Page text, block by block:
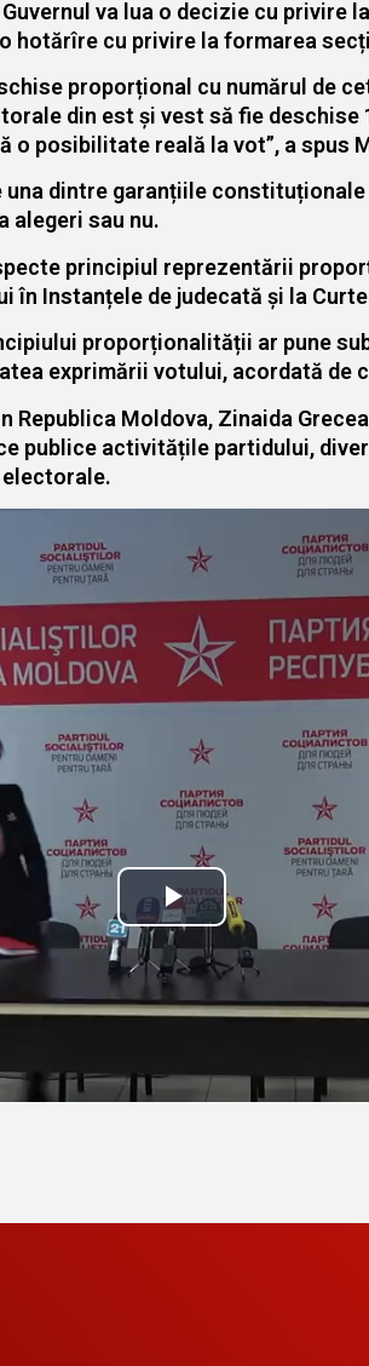
va lua o decizie cu
hotărîre cu privire la formarea
proporțional cu numărul de
din est și vest să fie deschise
posibilitate reală la vot”, a spus
una dintre garanțiile
alegeri sau nu.
principiul reprezentării
în Instanțele de judecată și la
proporționalității ar pune
exprimării votului, acordată
Republica Moldova, Zinaida
publice activitățile partidului,